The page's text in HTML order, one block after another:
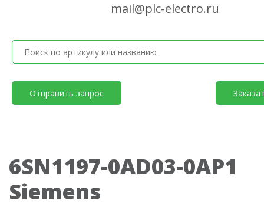
mail@plc-electro.ru
Отправить запрос
6SN1197-0AD03-0AP1
Siemens